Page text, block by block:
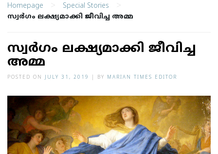
Homepage > Special Stories >
സ്വര്‍ഗം ലക്ഷ്യമാക്കി ജീവിച്ച അമ്മ
സ്വര്‍ഗം ലക്ഷ്യമാക്കി ജീവിച്ച
അമ്മ
POSTED ON JULY 31, 2019 BY MARIAN TIMES EDITOR